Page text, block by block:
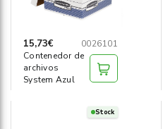
15,73€
0026101
Contenedor de
archivos
System Azul
Stock